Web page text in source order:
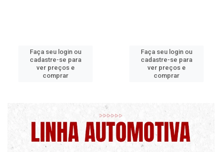
Faça seu login ou
cadastre-se para
ver preços e
comprar
Faça seu login ou
cadastre-se para
ver preços e
comprar